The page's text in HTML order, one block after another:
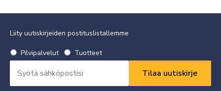
Liity uutiskirjeiden postituslistallemme
Valitse
uutiskirje
*
Vaaditaan
Pilvipalvelut Tuotteet
*
Vaaditaan